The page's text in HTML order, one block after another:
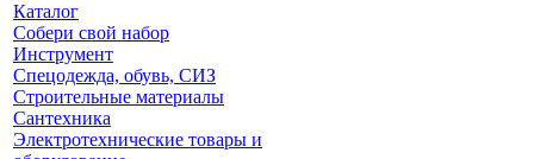
Каталог
Собери свой набор
Инструмент
Спецодежда, обувь, СИЗ
Строительные материалы
Сантехника
Электротехнические товары и